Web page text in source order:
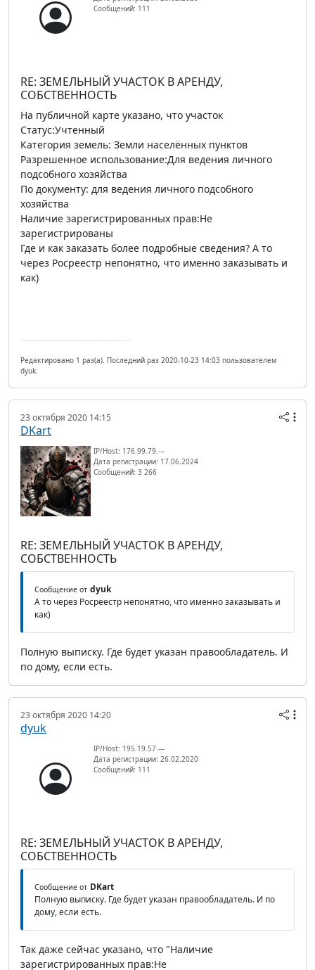
Сообщений: 111
RE: ЗЕМЕЛЬНЫЙ УЧАСТОК В АРЕНДУ,
СОБСТВЕННОСТЬ
На публичной карте указано, что участок
Статус:Учтенный
Категория земель: Земли населённых пунктов
Разрешенное использование:Для ведения личного
подсобного хозяйства
По документу: для ведения личного подсобного
хозяйства
Наличие зарегистрированных прав:Не
зарегистрированы
Где и как заказать более подробные сведения? А то
через Росреестр непонятно, что именно заказывать и
как)
Редактировано 1 раз(а). Последний раз 2020-10-23 14:03 пользователем
dyuk.
23 октября 2020 14:15
DKart
IP/Host: 176.99.79.---
Дата регистрации: 17.06.2024
Сообщений: 3 266
RE: ЗЕМЕЛЬНЫЙ УЧАСТОК В АРЕНДУ,
СОБСТВЕННОСТЬ
Сообщение от dyuk
А то через Росреестр непонятно, что именно заказывать и
как)
Полную выписку. Где будет указан правообладатель. И
по дому, если есть.
23 октября 2020 14:20
dyuk
IP/Host: 195.19.57.---
Дата регистрации: 26.02.2020
Сообщений: 111
RE: ЗЕМЕЛЬНЫЙ УЧАСТОК В АРЕНДУ,
СОБСТВЕННОСТЬ
Сообщение от DKart
Полную выписку. Где будет указан правообладатель. И по
дому, если есть.
Так даже сейчас указано, что "Наличие
зарегистрированных прав:Не